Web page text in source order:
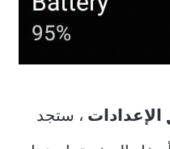
الإعدادات ، ستجد